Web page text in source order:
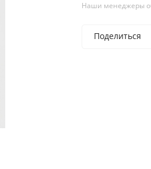
Наши менеджеры
Поделиться